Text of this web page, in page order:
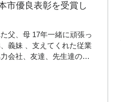
市優良表彰を受賞し
一緒に頑張っ
義妹 、支えてくれた従業
会社、友達、先生達のお